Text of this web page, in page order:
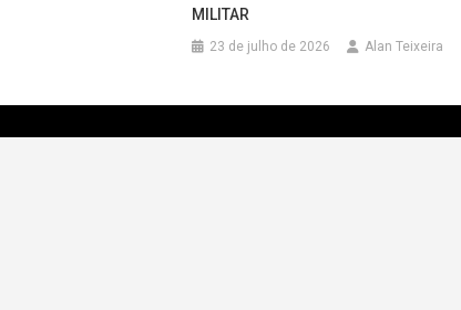
MILITAR
23 de julho de 2026 Alan Teixeira